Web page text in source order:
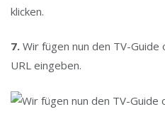
7. Wir fügen nun den TV-Guide
URL eingeben.